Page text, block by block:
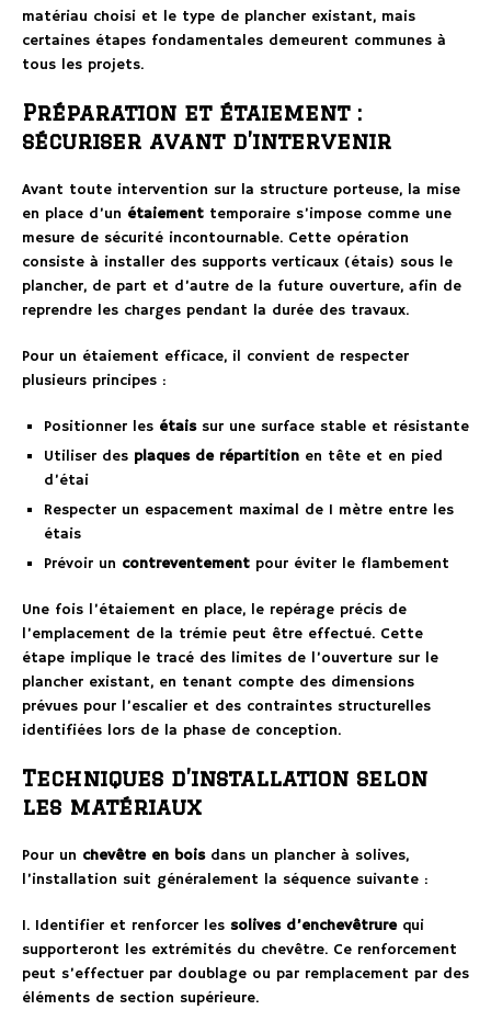
matériau choisi et le type de plancher existant, mais
certaines étapes fondamentales demeurent communes à
tous les projets.
Préparation et étaiement :
sécuriser avant d’intervenir
Avant toute intervention sur la structure porteuse, la mise
en place d’un étaiement temporaire s’impose comme une
mesure de sécurité incontournable. Cette opération
consiste à installer des supports verticaux (étais) sous le
plancher, de part et d’autre de la future ouverture, afin de
reprendre les charges pendant la durée des travaux.
Pour un étaiement efficace, il convient de respecter
plusieurs principes :
Positionner les étaissur une surface stable et résistante
Utiliser des plaques de répartition en tête et en pied
d’étai
Respecter un espacement maximal de 1 mètre entre les
étais
Prévoir un contreventement pour éviter le flambement
Une fois l’étaiement en place, le repérage précis de
l’emplacement de la trémie peut être effectué. Cette
étape implique le tracé des limites de l’ouverture sur le
plancher existant, en tenant compte des dimensions
prévues pour l’escalier et des contraintes structurelles
identifiées lors de la phase de conception.
Techniques d’installation selon
les matériaux
Pour un chevêtre en boisdans un plancher à solives,
l’installation suit généralement la séquence suivante :
1. Identifier et renforcer les solives d’enchevêtrurequi
supporteront les extrémités du chevêtre. Ce renforcement
peut s’effectuer par doublage ou par remplacement par des
éléments de section supérieure.